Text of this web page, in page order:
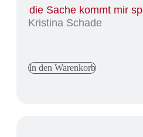
die Sache kommt mir
Kristina Schade
In den Warenkorb